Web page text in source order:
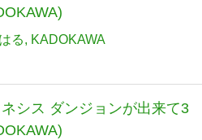
る KADOKAWA
シス ダンジョンが出来て3